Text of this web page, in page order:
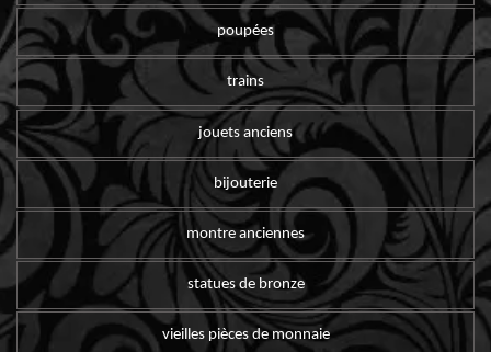
poupées
trains
jouets anciens
bijouterie
montre anciennes
statues de bronze
vieilles pièces de monnaie